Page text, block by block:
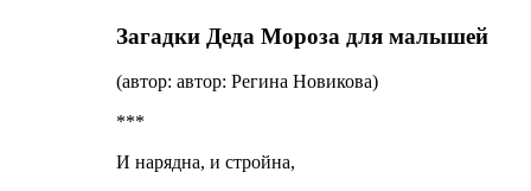
Загадки Деда Мороза для малышей
(автор: автор: Регина Новикова)
***
И нарядна, и стройна,